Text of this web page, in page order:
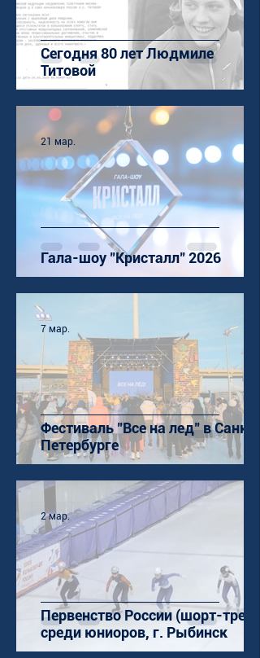
Сегодня 80 лет Людмиле
Титовой
Гала-шоу "Кристалл" 2026
21 мар.
Фестиваль "Все на лед" в Санкт-
Петербурге
7 мар.
Первенство России (шорт-трек)
среди юниоров, г. Рыбинск
2 мар.